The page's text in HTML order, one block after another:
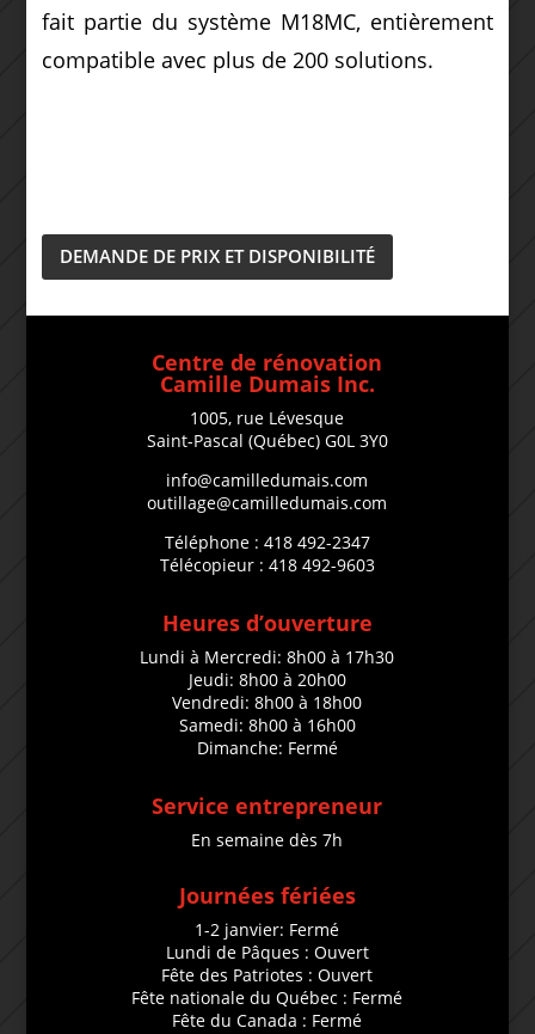
fait partie du système M18MC, entièrement
compatible avec plus de 200 solutions.
DEMANDE DE PRIX ET DISPONIBILITÉ
Centre de rénovation
Camille Dumais Inc.
1005, rue Lévesque
Saint-Pascal (Québec) G0L 3Y0
info@camilledumais.com
outillage@camilledumais.com
Téléphone : 418 492-2347
Télécopieur : 418 492-9603
Heures d’ouverture
Lundi à Mercredi: 8h00 à 17h30
Jeudi: 8h00 à 20h00
Vendredi: 8h00 à 18h00
Samedi: 8h00 à 16h00
Dimanche: Fermé
Service entrepreneur
En semaine dès 7h
Journées fériées
1-2 janvier: Fermé
Lundi de Pâques : Ouvert
Fête des Patriotes : Ouvert
Fête nationale du Québec : Fermé
Fête du Canada : Fermé